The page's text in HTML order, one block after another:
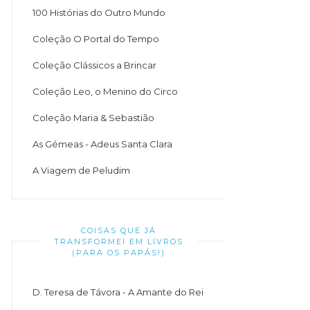
100 Histórias do Outro Mundo
Coleção O Portal do Tempo
Coleção Clássicos a Brincar
Coleção Leo, o Menino do Circo
Coleção Maria & Sebastião
As Gémeas - Adeus Santa Clara
A Viagem de Peludim
COISAS QUE JÁ
TRANSFORMEI EM LIVROS
(PARA OS PAPÁS!)
D. Teresa de Távora - A Amante do Rei